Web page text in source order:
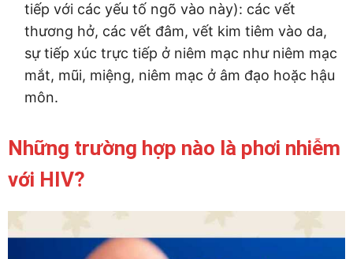
tiếp với các yếu tố ngõ vào này): các vết
thương hở, các vết đâm, vết kim tiêm vào da,
sự tiếp xúc trực tiếp ở niêm mạc như niêm mạc
mắt, mũi, miệng, niêm mạc ở âm đạo hoặc hậu
môn.
Những trường hợp nào là phơi nhiễm
với HIV?